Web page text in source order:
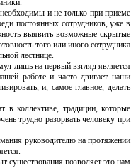
и не только при приеме
постоянных сотрудников, уже в
выявить возможные скрытые
того или иного сотрудника
лестнице.
лишь на первый взгляд является
работе и часто двигает наши
и, самое главное, делать
коллективе, традиции, которые
трудно разорвать человеку при
руководителю на протяжении
существования позволяет это нам